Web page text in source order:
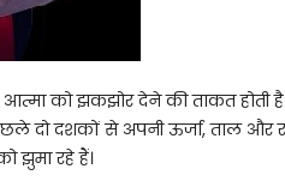
को झकझोर देने की ताकत होती
दो दशकों से अपनी ऊर्जा, ताल और
झुमा रहे हैं।